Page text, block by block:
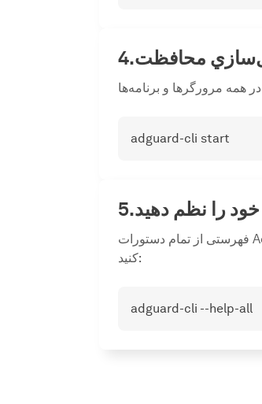
محافظت
adguard-cli start
را نظم دهید
فهرستی از تمام دستورات AdGuard موجود را برای سفارشی کردن AdGuard بر اساس نیازهای خود دریافت
کنید:
adguard-cli --help-all